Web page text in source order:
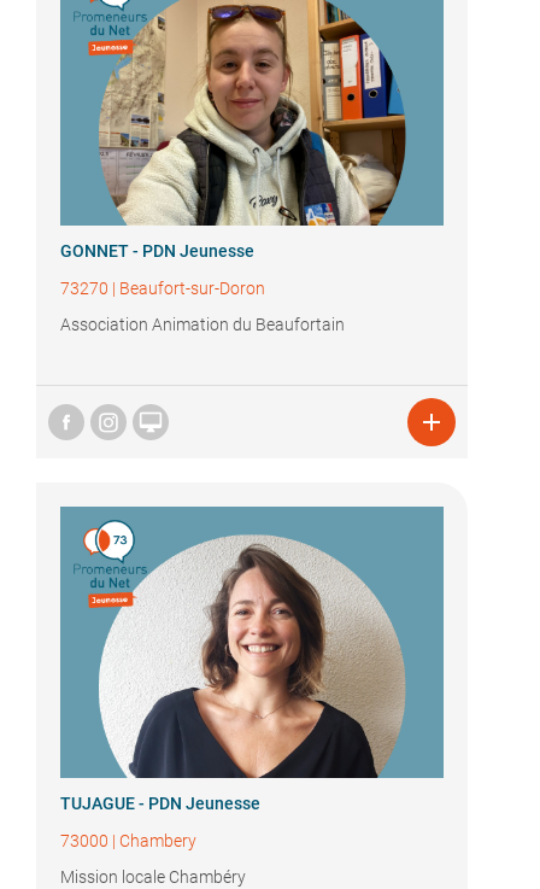
GONNET - PDN Jeunesse
73270 | Beaufort-sur-Doron
Association Animation du Beaufortain
 
TUJAGUE - PDN Jeunesse
73000 | Chambery
Mission locale Chambéry